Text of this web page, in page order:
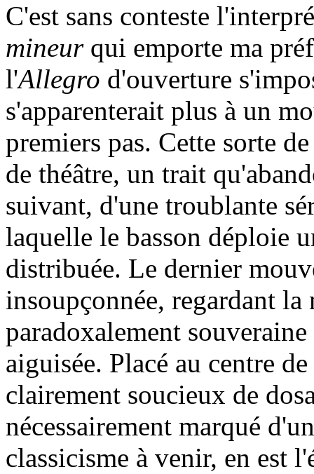
C'est sans conteste
mineurqui emporte ma
l'Allegro d'ouverture
s'apparenterait plus à un
premiers pas. Cette sorte
de théâtre, un trait
suivant, d'une troublante
laquelle le basson déploie
distribuée. Le dernier
insoupçonnée, regardant
paradoxalement
aiguisée. Placé au centre
clairement soucieux de
nécessairement marqué
classicisme à venir, en est